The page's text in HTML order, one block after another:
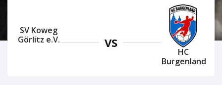
SV Koweg
Görlitz e.V.
VS
HC
Burgenland